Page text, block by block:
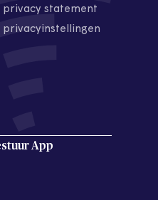
privacy statement
privacyinstellingen
App